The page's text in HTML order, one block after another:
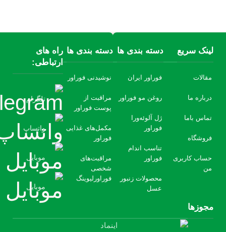
لینک سریع
مقالات
درباره ما
تماس باما
فروشگاه
حساب کاربری
من
دسته بندی ها
فوراور ایران
روغن مو فوراور
ژل آلوئه‌ورا
فوراور
تناسب اندام
فوراور
محصولات زنبور
عسل
دسته بندی ها
نوشیدنی فوراور
مراقبت از
پوست فوراور
مکمل‌های غذایی
فوراور
مراقبت‌های
شخصی
فوراورلیوینگ
راه های
ارتباطی:
تلگرام
واتساپ
موبایل
موبایل
مجوزها